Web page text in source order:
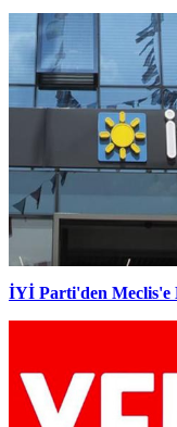
İYİ Parti'den Meclis'e